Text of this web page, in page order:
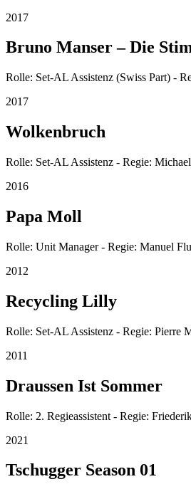
2017
Bruno Manser – Die
Rolle: Set-AL Assistenz (Swiss Part) -
2017
Wolkenbruch
Rolle: Set-AL Assistenz - Regie:
2016
Papa Moll
Rolle: Unit Manager - Regie: Manuel
2012
Recycling Lilly
Rolle: Set-AL Assistenz - Regie: Pierre
2011
Draussen Ist Sommer
Rolle: 2. Regieassistent - Regie:
2021
Tschugger Season 01